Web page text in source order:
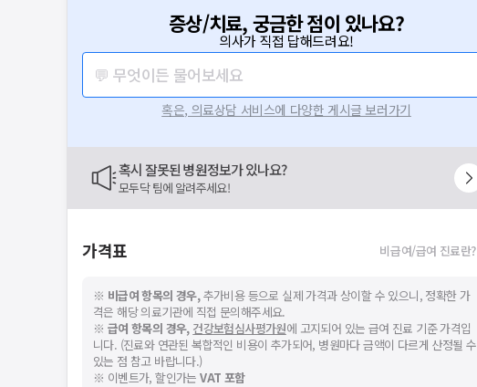
증상/치료, 궁금한 점이 있나요?
의사가 직접 답해드려요!
💬 무엇이든 물어보세요
혹은, 의료상담 서비스에 다양한 게시글 보러가기
혹시 잘못된 병원정보가 있나요?
모두닥 팀에 알려주세요!
가격표 비급여/급여 진료란?
※ 비급여 항목의 경우,추가비용 등으로 실제 가격과 상이할 수 있으니, 정확한 가
격은 해당 의료기관에 직접 문의해주세요.
※ 급여 항목의 경우, 건강보험심사평가원에 고지되어 있는 급여 진료 기준 가격입
니다. (진료와 연관된 복합적인 비용이 추가되어, 병원마다 금액이 다르게 산정될 수
있는 점 참고 바랍니다.)
※ 이벤트가, 할인가는VAT 포함